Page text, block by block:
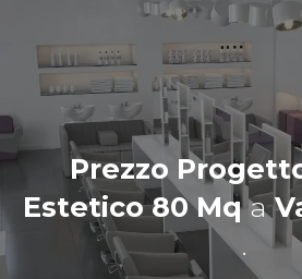
Prezzo
Estetico 80 Mqa
.